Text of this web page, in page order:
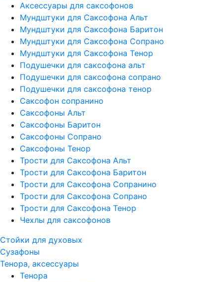
Аксессуары для саксофонов
Мундштуки для Саксофона Альт
Мундштуки для Саксофона Баритон
Мундштуки для Саксофона Сопрано
Мундштуки для Саксофона Тенор
Подушечки для саксофона альт
Подушечки для саксофона сопрано
Подушечки для саксофона тенор
Саксофон сопранино
Саксофоны Альт
Саксофоны Баритон
Саксофоны Сопрано
Саксофоны Тенор
Трости для Саксофона Альт
Трости для Саксофона Баритон
Трости для Саксофона Сопранино
Трости для Саксофона Сопрано
Трости для Саксофона Тенор
Чехлы для саксофонов
Стойки для духовых
Сузафоны
Тенора, аксессуары
Тенора